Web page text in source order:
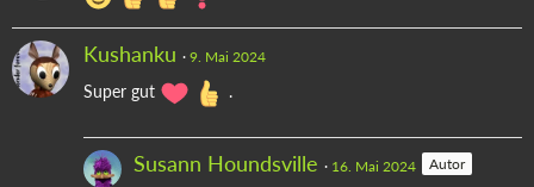
Kushanku 9. Mai 2024
Super gut .
Susann Houndsville 16. Mai 2024 Autor